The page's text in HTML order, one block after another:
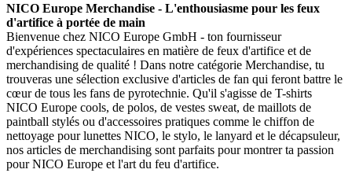
NICO Europe Merchandise - L'enthousiasme pour les feux
d'artifice à portée de main
Bienvenue chez NICO Europe GmbH - ton fournisseur
d'expériences spectaculaires en matière de feux d'artifice et de
merchandising de qualité ! Dans notre catégorie Merchandise, tu
trouveras une sélection exclusive d'articles de fan qui feront battre le
cœur de tous les fans de pyrotechnie. Qu'il s'agisse de T-shirts
NICO Europe cools, de polos, de vestes sweat, de maillots de
paintball stylés ou d'accessoires pratiques comme le chiffon de
nettoyage pour lunettes NICO, le stylo, le lanyard et le décapsuleur,
nos articles de merchandising sont parfaits pour montrer ta passion
pour NICO Europe et l'art du feu d'artifice.